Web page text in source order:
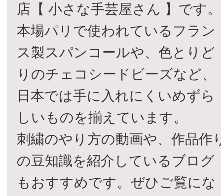
店【 小さな手芸屋さん 】です。
本場パリで使われているフラン
ス製スパンコールや、色とりど
りのチェコシードビーズなど、
日本では手に入れにくいめずら
しいものを揃えています。
刺繍のやり方の動画や、作品作
の豆知識を紹介しているブログ
もおすすめです。ぜひご覧にな